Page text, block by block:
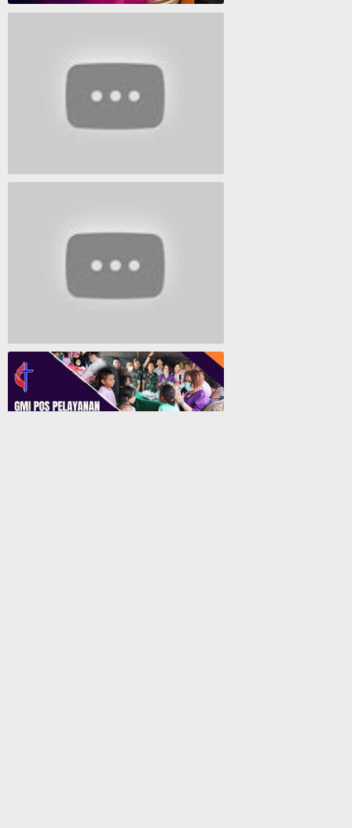
Polresta Jayapura Berhasil ungkap jaringan peredaran shabu terbesar
Lagu Timur yang Paling 2022
Lagu Rohani Tanpa Iklan - Lagu Pujian dan Penyembahan Paskah 2022